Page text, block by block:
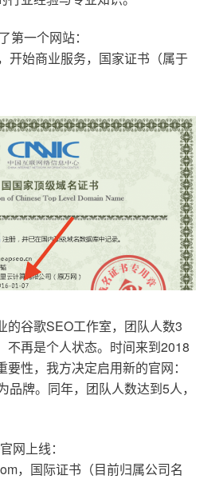
第一个网站：
开始商业服务，国家证书（属于
的谷歌SEO工作室，团队人数3
不再是个人状态。时间来到2018
性，我方决定启用新的官网：
品牌。同年，团队人数达到5人，
网上线：
，国际证书（目前归属公司名